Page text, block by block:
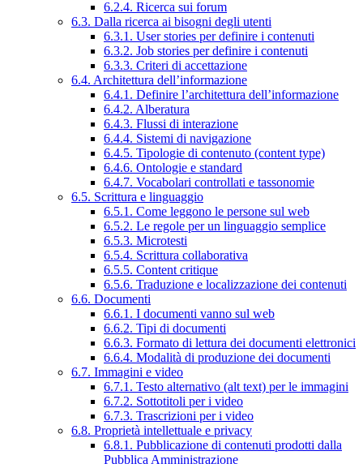
6.2.4. Ricerca sui forum
6.3. Dalla ricerca ai bisogni degli utenti
6.3.1. User stories per definire i contenuti
6.3.2. Job stories per definire i contenuti
6.3.3. Criteri di accettazione
6.4. Architettura dell’informazione
6.4.1. Definire l’architettura dell’informazione
6.4.2. Alberatura
6.4.3. Flussi di interazione
6.4.4. Sistemi di navigazione
6.4.5. Tipologie di contenuto (content type)
6.4.6. Ontologie e standard
6.4.7. Vocabolari controllati e tassonomie
6.5. Scrittura e linguaggio
6.5.1. Come leggono le persone sul web
6.5.2. Le regole per un linguaggio semplice
6.5.3. Microtesti
6.5.4. Scrittura collaborativa
6.5.5. Content critique
6.5.6. Traduzione e localizzazione dei contenuti
6.6. Documenti
6.6.1. I documenti vanno sul web
6.6.2. Tipi di documenti
6.6.3. Formato di lettura dei documenti elettronici
6.6.4. Modalità di produzione dei documenti
6.7. Immagini e video
6.7.1. Testo alternativo (alt text) per le immagini
6.7.2. Sottotitoli per i video
6.7.3. Trascrizioni per i video
6.8. Proprietà intellettuale e privacy
6.8.1. Pubblicazione di contenuti prodotti dalla
Pubblica Amministrazione